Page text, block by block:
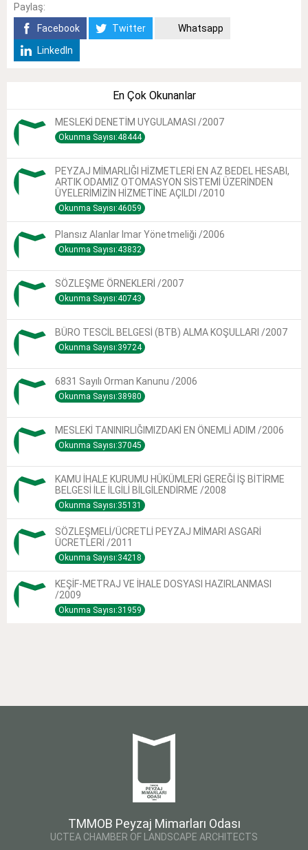
Paylaş:
Facebook
Twitter
Whatsapp
LinkedIn
En Çok Okunanlar
MESLEKİ DENETİM UYGULAMASI /2007
Okunma Sayısı:48444
PEYZAJ MİMARLIĞI HİZMETLERİ EN AZ BEDEL HESABI,
ARTIK ODAMIZ OTOMASYON SİSTEMİ ÜZERİNDEN
ÜYELERİMİZİN HİZMETİNE AÇILDI /2010
Okunma Sayısı:46059
Plansız Alanlar Imar Yönetmeliği /2006
Okunma Sayısı:43832
SÖZLEŞME ÖRNEKLERİ /2007
Okunma Sayısı:40743
BÜRO TESCİL BELGESİ (BTB) ALMA KOŞULLARI /2007
Okunma Sayısı:39724
6831 Sayılı Orman Kanunu /2006
Okunma Sayısı:38980
MESLEKİ TANINIRLIĞIMIZDAKİ EN ÖNEMLİ ADIM /2006
Okunma Sayısı:37045
KAMU İHALE KURUMU HÜKÜMLERİ GEREĞİ İŞ BİTİRME
BELGESİ İLE İLGİLİ BİLGİLENDİRME /2008
Okunma Sayısı:35131
SÖZLEŞMELİ/ÜCRETLİ PEYZAJ MİMARI ASGARİ
ÜCRETLERİ /2011
Okunma Sayısı:34218
KEŞİF-METRAJ VE İHALE DOSYASI HAZIRLANMASI
/2009
Okunma Sayısı:31959
TMMOB Peyzaj Mimarları Odası
UCTEA CHAMBER OF LANDSCAPE ARCHITECTS